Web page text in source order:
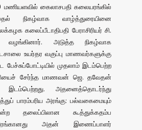
கைலாசபதி கலையரங்கில்
நிகழ்வாக வாழ்த்துரையினை
கலைப்பீடாதிபதி பேராசிரியர் சி.
வழங்கினார். அடுத்த நிகழ்வாக
உயர்தர வகுப்பு மாணவர்களுக்கு
முதலாம் இடம்பெற்ற
சேர்ந்த மாணவன் ஜெ. தவேதன்
அதனைத்தொடர்ந்து
பாரம்பரிய அரங்கு: பல்வகைமையும்
தலைப்பிலான கூத்துக்கதம்ப
அதன் இணைப்பாளர்